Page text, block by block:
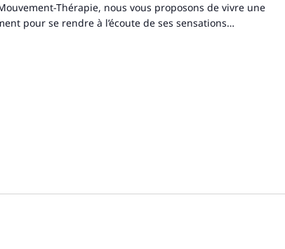
Thérapie, nous vous proposons de vivre une
pour se rendre à l’écoute de ses sensations…